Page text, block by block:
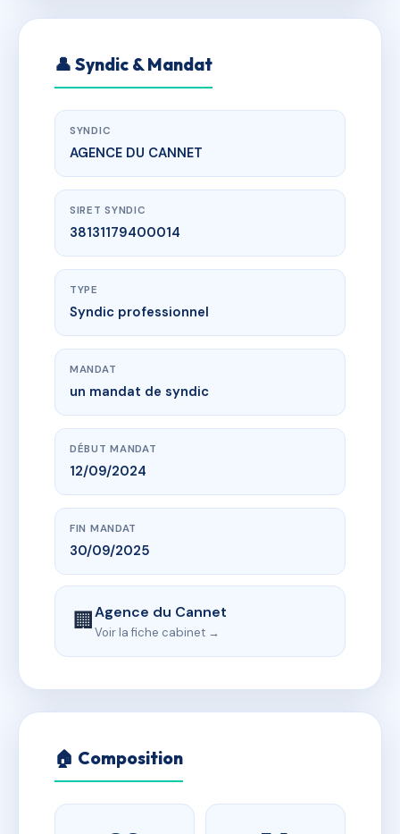
👤 Syndic & Mandat
SYNDIC
AGENCE DU CANNET
SIRET SYNDIC
38131179400014
TYPE
Syndic professionnel
MANDAT
un mandat de syndic
DÉBUT MANDAT
12/09/2024
FIN MANDAT
30/09/2025
🏢Agence du Cannet
Voir la fiche cabinet →
🏠 Composition